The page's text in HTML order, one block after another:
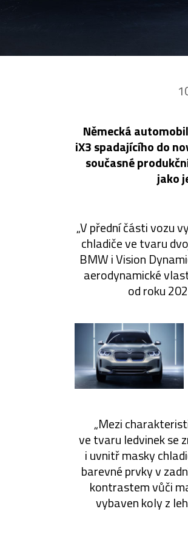
Německá
iX3 spadajícího do
současné
jako
„V přední části vozu
chladiče ve tvaru
BMW i Vision
aerodynamické
od roku
„Mezi
ve tvaru ledvinek se
i uvnitř masky
barevné prvky v
kontrastem vůči
vybaven koly z